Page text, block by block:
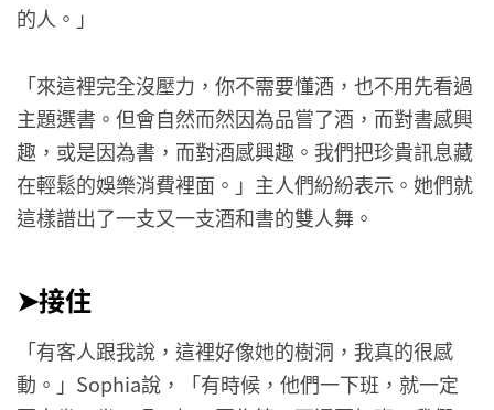
的人。」
「來這裡完全沒壓力，你不需要懂酒，也不用先看過
主題選書。但會自然而然因為品嘗了酒，而對書感興
趣，或是因為書，而對酒感興趣。我們把珍貴訊息藏
在輕鬆的娛樂消費裡面。」主人們紛紛表示。她們就
這樣譜出了一支又一支酒和書的雙人舞。
➤接住
「有客人跟我說，這裡好像她的樹洞，我真的很感
動。」Sophia說，「有時候，他們一下班，就一定